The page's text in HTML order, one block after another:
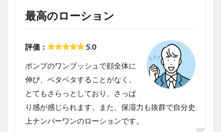
最高のローション
評価： 5.0
ポンプのワンプッシュで顔全体に
伸び、ベタベタすることがなく、
とてもさらっとしており、さっぱ
り感が感じられます。また、保湿力も抜群で自分史
上ナンバーワンのローションです。